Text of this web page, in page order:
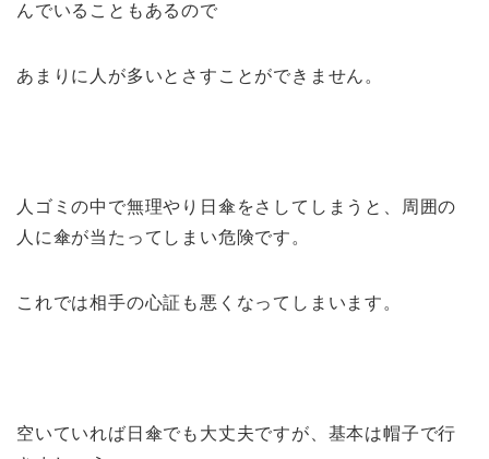
んでいることもあるので
あまりに人が多いとさすことができません。
人ゴミの中で無理やり日傘をさしてしまうと、周囲の
人に傘が当たってしまい危険です。
これでは相手の心証も悪くなってしまいます。
空いていれば日傘でも大丈夫ですが、基本は帽子で行